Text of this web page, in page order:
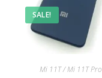
SALE!
Mi 11T / Mi 11T Pro